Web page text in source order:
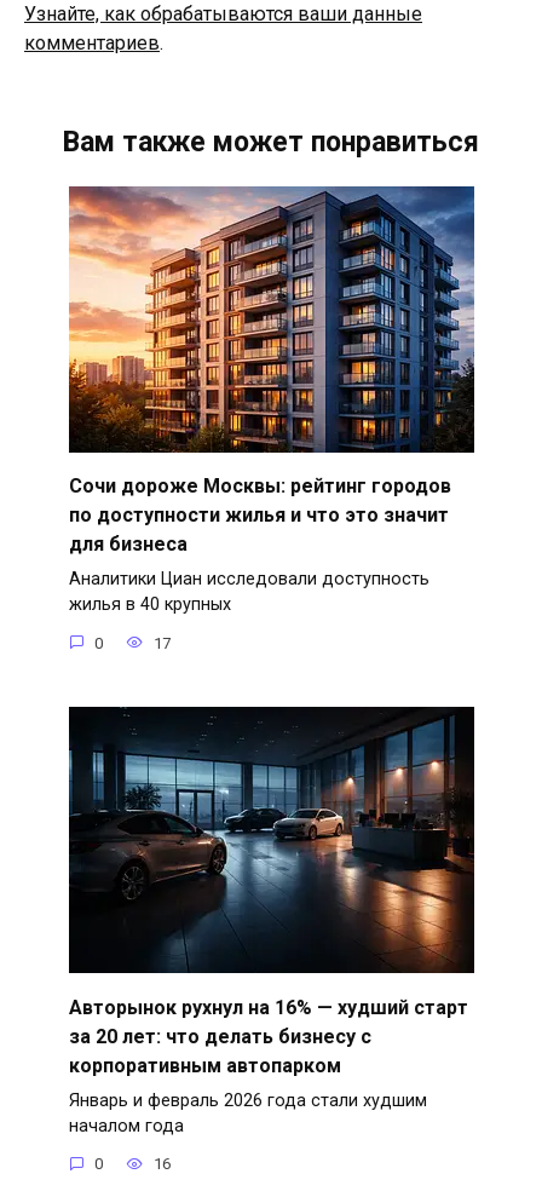
Узнайте, как обрабатываются ваши данные
комментариев.
Вам также может понравиться
Сочи дороже Москвы: рейтинг городов
по доступности жилья и что это значит
для бизнеса
Аналитики Циан исследовали доступность
жилья в 40 крупных
0 17
Авторынок рухнул на 16% — худший старт
за 20 лет: что делать бизнесу с
корпоративным автопарком
Январь и февраль 2026 года стали худшим
началом года
0 16